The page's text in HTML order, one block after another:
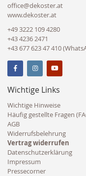
office@dekoster.at
www.dekoster.at
+49 3222 109 4280
+43 4236 2471
+43 677 623 47 410
Wichtige Links
Wichtige Hinweise
Häufig gestellte Fragen
AGB
Widerrufsbelehrung
Vertrag widerrufen
Datenschutzerklärung
Impressum
Pressecorner